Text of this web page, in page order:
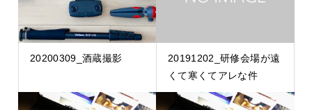
20200309_酒蔵撮影
20191202_研修会場が遠
くて寒くてアレな件